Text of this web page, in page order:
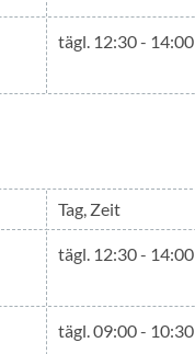
tägl. 12:30 - 14:00
Tag, Zeit
tägl. 12:30 - 14:00
tägl. 09:00 - 10:30